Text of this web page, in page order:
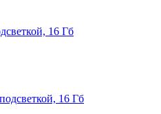
16 Гб
16 Гб